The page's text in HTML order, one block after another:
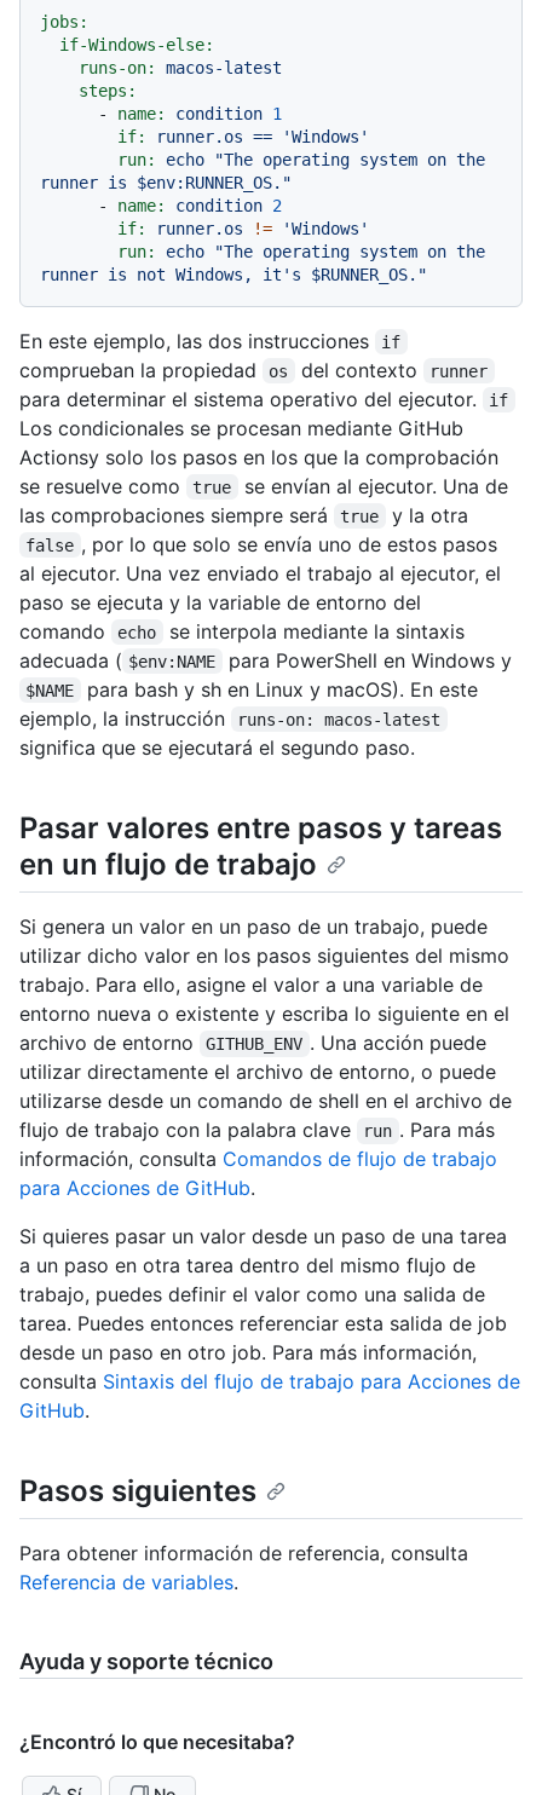
jobs:
if-Windows-else:
runs-on:
macos-latest
steps:
-
name: condition 1
if:
runner.os ==
'Windows'
run:
echo
"The operating system on the
runner is $env:RUNNER_OS."
-
name: condition 2
if:
runner.os !=
'Windows'
run:
echo
"The operating system on the
runner is not Windows, it's $RUNNER_OS."
En este ejemplo, las dos instrucciones if
comprueban la propiedad os del contexto runner
para determinar el sistema operativo del ejecutor. if
Los condicionales se procesan mediante GitHub
Actionsy solo los pasos en los que la comprobación
se resuelve como
true
se envían al ejecutor. Una de
las comprobaciones siempre será
true y la otra
false , por lo que solo se envía uno de estos pasos
al ejecutor. Una vez enviado el trabajo al ejecutor, el
paso se ejecuta y la variable de entorno del
comando
echo
se interpola mediante la sintaxis
adecuada ( $env:NAME para PowerShell en Windows y
$NAME
para bash y sh en Linux y macOS). En este
ejemplo, la instrucción
runs-on: macos-latest
significa que se ejecutará el segundo paso.
Pasar valores entre pasos y tareas
en un flujo de trabajo
Si genera un valor en un paso de un trabajo, puede
utilizar dicho valor en los pasos siguientes del mismo
trabajo. Para ello, asigne el valor a una variable de
entorno nueva o existente y escriba lo siguiente en el
archivo de entorno
GITHUB_ENV . Una acción puede
utilizar directamente el archivo de entorno, o puede
utilizarse desde un comando de shell en el archivo de
flujo de trabajo con la palabra clave
run . Para más
información, consulta Comandos de flujo de trabajo
para Acciones de GitHub.
Si quieres pasar un valor desde un paso de una tarea
a un paso en otra tarea dentro del mismo flujo de
trabajo, puedes definir el valor como una salida de
tarea. Puedes entonces referenciar esta salida de job
desde un paso en otro job. Para más información,
consulta Sintaxis del flujo de trabajo para Acciones de
GitHub.
Pasos siguientes
Para obtener información de referencia, consulta
Referencia de variables.
Ayuda y soporte técnico
¿Encontró lo que necesitaba?